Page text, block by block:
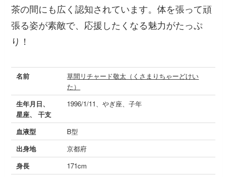
茶の間にも広く認知されています。体を張って頑
張る姿が素敵で、応援したくなる魅力がたっぷ
り！
名前
草間リチャード敬太（くさまりちゃーどけい
た）
生年月日、
星座、 干支
1996/1/11、やぎ座、子年
血液型
B型
出身地
京都府
身長
171cm